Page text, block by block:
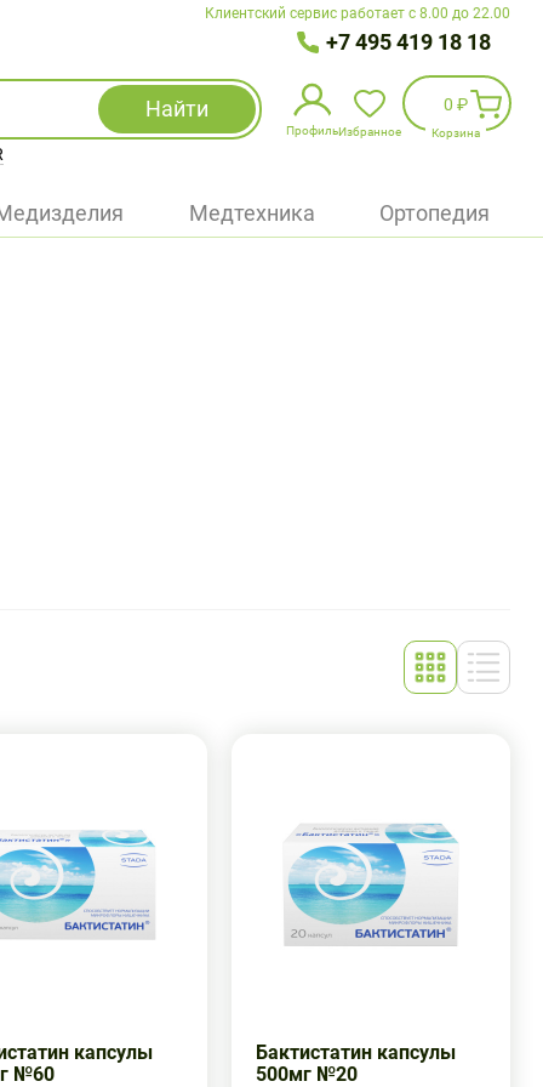
Клиентский сервис работает с 8.00 до 22.00
+7 495 419 18 18
Найти
Профиль
Избранное
Войти
Избранное
0 ₽
Корзина
Медтехника Ортопедия
капсулы
№60
Бактистатин капсулы
500мг №20